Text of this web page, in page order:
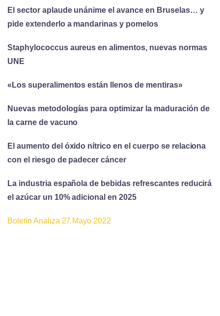
El sector aplaude unánime el avance en Bruselas… y
pide extenderlo a mandarinasy pomelos
Staphylococcus aureus en alimentos, nuevas normas
UNE
«Los superalimentos están llenos de mentiras»
Nuevas metodologías para optimizar la maduración de
la carne de vacuno
El aumento del óxido nítrico en el cuerpo se relaciona
con el riesgo de padecer cáncer
La industria española de bebidas refrescantes reducirá
el azúcar un 10% adicional en 2025
Boletín Analiza 27 Mayo 2022